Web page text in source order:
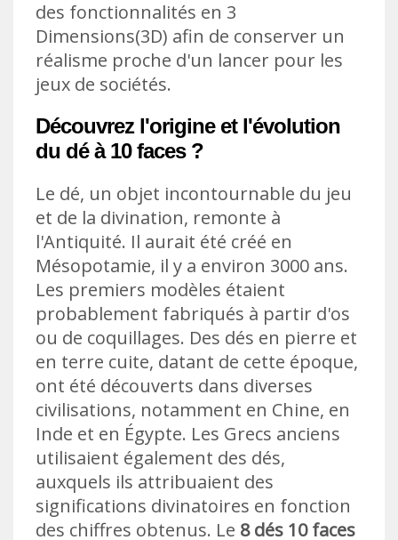
des fonctionnalités en 3
Dimensions(3D) afin de conserver un
réalisme proche d'un lancer pour les
jeux de sociétés.
Découvrez l'origine et l'évolution
du dé à 10 faces ?
Le dé, un objet incontournable du jeu
et de la divination, remonte à
l'Antiquité. Il aurait été créé en
Mésopotamie, il y a environ 3000 ans.
Les premiers modèles étaient
probablement fabriqués à partir d'os
ou de coquillages. Des dés en pierre et
en terre cuite, datant de cette époque,
ont été découverts dans diverses
civilisations, notamment en Chine, en
Inde et en Égypte. Les Grecs anciens
utilisaient également des dés,
auxquels ils attribuaient des
significations divinatoires en fonction
des chiffres obtenus. Le 8 dés 10 faces